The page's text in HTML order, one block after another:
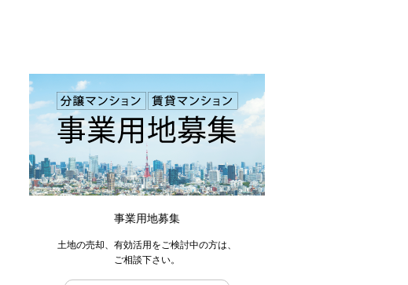
事業用地募集
土地の売却、有効活用をご検討中の方は、
ご相談下さい。